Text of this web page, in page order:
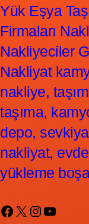
Yük Eşya
Firmaları
Nakliyeciler
Nakliyat
nakliye,
taşıma,
depo,
nakliyat,
yükleme
Facebook X Instagram YouTube